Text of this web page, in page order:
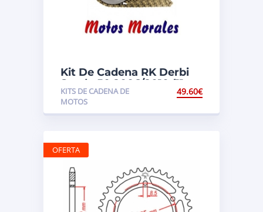
Kit De Cadena RK Derbi
Senda 50 2006/2010 (11-
52-130)
KITS DE CADENA DE
MOTOS
49.60€
OFERTA